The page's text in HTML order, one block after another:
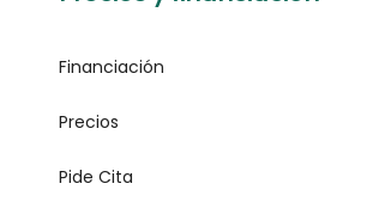
Financiación
Precios
Pide Cita